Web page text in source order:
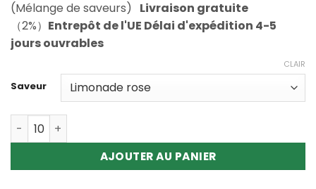
(Mélange de saveurs)
Livraison gratuite
（2%） Entrepôt de l'UE Délai d'expédition 4-5
jours ouvrables
Saveur
CLAIR
Quantité Wholesale Feemo Alps 30000 Puffs
AJOUTER AU PANIER